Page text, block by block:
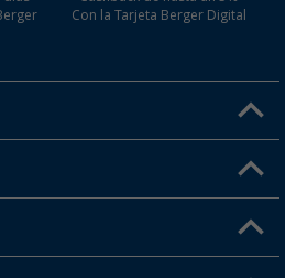
Con la Tarjeta Berger Digital